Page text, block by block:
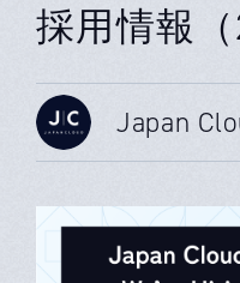
採用情報（
Japan